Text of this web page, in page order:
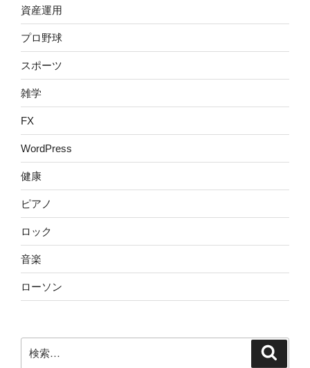
資産運用
プロ野球
スポーツ
雑学
FX
WordPress
健康
ピアノ
ロック
音楽
ローソン
索: